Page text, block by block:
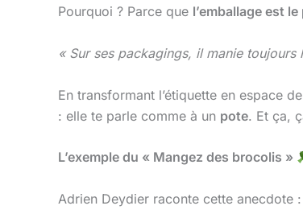
Pourquoi ? Parce que l’emballage est
« Sur ses packagings, il manie
En transformant l’étiquette en espace
: elle te parle comme à un pote. Et ça,
L’exemple du « Mangez des brocolis »
Adrien Deydier raconte cette anecdote :